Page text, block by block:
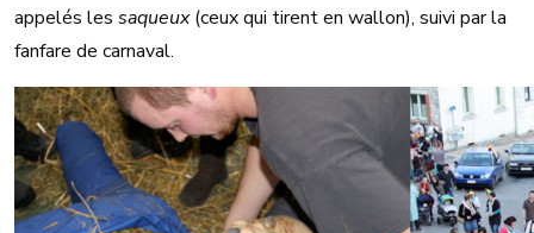
appelés les saqueux(ceux qui tirent en wallon), suivi par la
fanfare de carnaval.